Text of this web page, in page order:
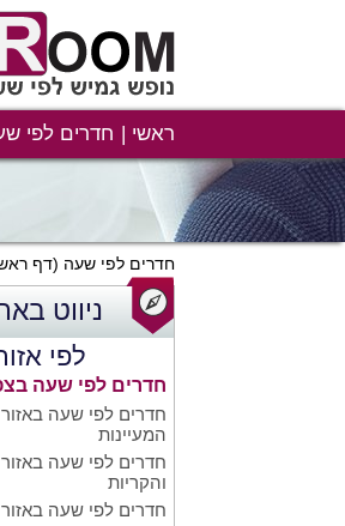
ראשי חדרים לפי
חדרים לפי שעה (דף
ניווט
לפי
חדרים לפי שעה
חדרים לפי שעה
המעיינות
חדרים לפי שעה
והקריות
חדרים לפי שעה